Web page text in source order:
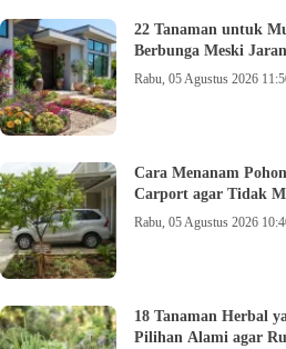
22 Tanaman untuk
Berbunga Meski
Rabu, 05 Agustus 2026
Cara Menanam
Carport agar Tidak
Rabu, 05 Agustus 2026
18 Tanaman Herbal
Pilihan Alami agar